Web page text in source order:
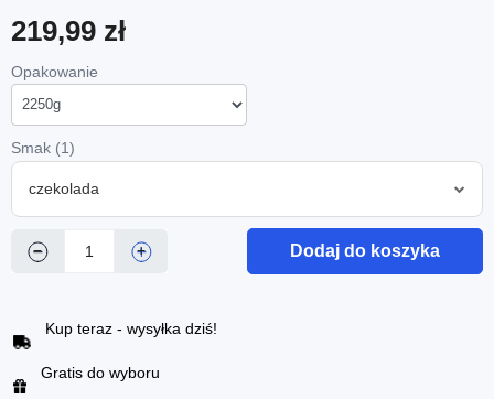
219,99 zł
Opakowanie
Smak (1)
czekolada
− + Dodaj do koszyka
Kup teraz - wysyłka dziś!
Gratis do wyboru